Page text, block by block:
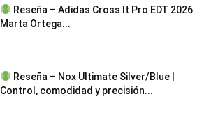
Reseña – Adidas Cross It Pro EDT 2026
Marta Ortega...
Reseña – Nox Ultimate Silver/Blue |
Control, comodidad y precisión...